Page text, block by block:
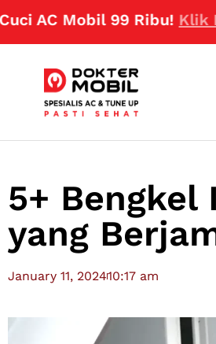
99 Ribu!Klik Disini
5+ Bengkel
yang
January 11, 202410:17 am